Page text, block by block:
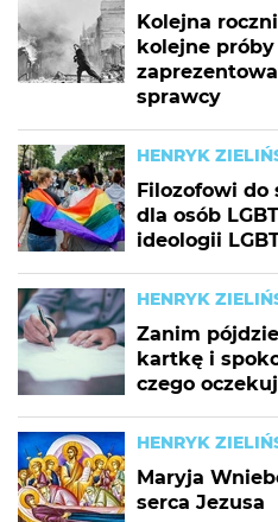
Kolejna
kolejne
sprawcy
HENRYK
Filozofowi do
dla osób
ideologii
HENRYK
Zanim
kartkę i
czego
HENRYK
Maryja
serca Jezusa